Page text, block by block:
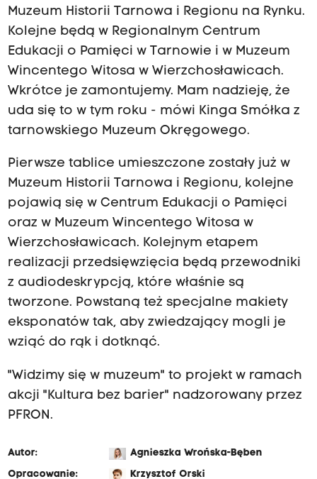
Muzeum Historii Tarnowa i Regionu na Rynku.
Kolejne będą w Regionalnym Centrum
Edukacji o Pamięci w Tarnowie i w Muzeum
Wincentego Witosa w Wierzchosławicach.
Wkrótce je zamontujemy. Mam nadzieję, że
uda się to w tym roku - mówi Kinga Smółka z
tarnowskiego Muzeum Okręgowego.
Pierwsze tablice umieszczone zostały już w
Muzeum Historii Tarnowa i Regionu, kolejne
pojawią się w Centrum Edukacji o Pamięci
oraz w Muzeum Wincentego Witosa w
Wierzchosławicach. Kolejnym etapem
realizacji przedsięwzięcia będą przewodniki
z audiodeskrypcją, które właśnie są
tworzone. Powstaną też specjalne makiety
eksponatów tak, aby zwiedzający mogli je
wziąć do rąk i dotknąć.
"Widzimy się w muzeum" to projekt w ramach
akcji "Kultura bez barier" nadzorowany przez
PFRON.
Autor:
Agnieszka Wrońska-Bęben
Opracowanie:
Krzysztof Orski